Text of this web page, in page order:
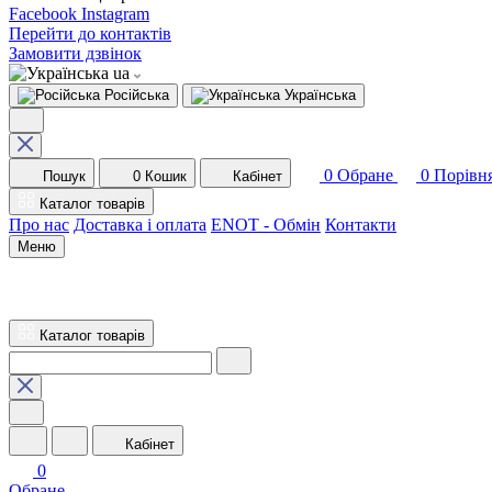
Facebook Instagram
Перейти до контактів
Замовити дзвінок
ua
Російська Українська
Пошук 0 Кошик Кабінет 0 Обране 0
Каталог товарів
Про нас Доставка і оплата ENOT - Обмін Контакти
Меню
Каталог товарів
Кабінет
0